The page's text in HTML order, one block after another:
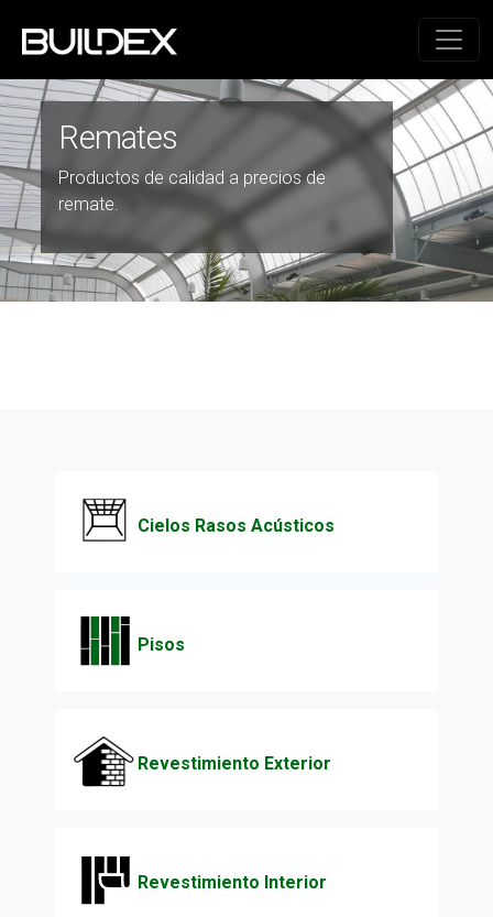
Remates
Productos de calidad a precios de
remate.
Cielos Rasos Acústicos
Pisos
Revestimiento Exterior
Revestimiento Interior